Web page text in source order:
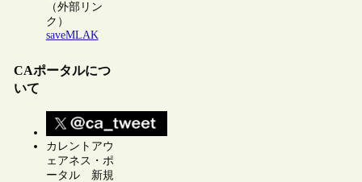
（外部リン
ク）
saveMLAK
CAポータルにつ
いて
カレントアウ
ェアネス・ポ
ータル 新規